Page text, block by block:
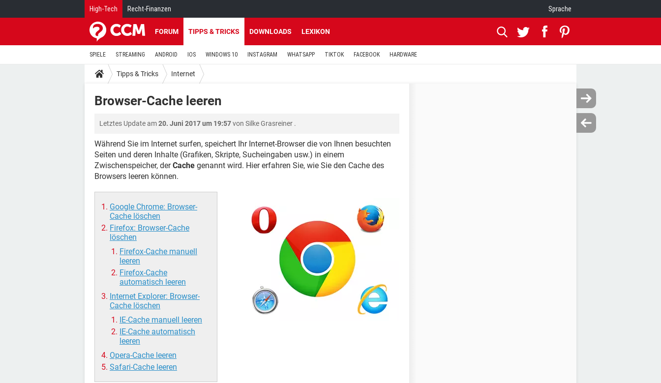
High-Tech Recht-Finanzen Sprache
FORUM TIPPS & TRICKS DOWNLOADS LEXIKON
SPIELE STREAMING ANDROID IOS WINDOWS 10 INSTAGRAM WHATSAPP TIKTOK FACEBOOK HARDWARE
Tipps & Tricks Internet
Browser-Cache leeren
Letztes Update am20. Juni 2017 um 19:57von Silke Grasreiner .
Während Sie im Internet surfen, speichert Ihr Internet-Browser die von Ihnen besuchten
Seiten und deren Inhalte (Grafiken, Skripte, Sucheingaben usw.) in einem
Zwischenspeicher, derCache genannt wird. Hier erfahren Sie, wie Sie den Cache des
Browsers leeren können.
Google Chrome: Browser-
Cache löschen
Firefox: Browser-Cache
löschen
Firefox-Cache manuell
leeren
Firefox-Cache
automatisch leeren
Internet Explorer: Browser-
Cache löschen
IE-Cache manuell leeren
IE-Cache automatisch
leeren
Opera-Cache leeren
Safari-Cache leeren